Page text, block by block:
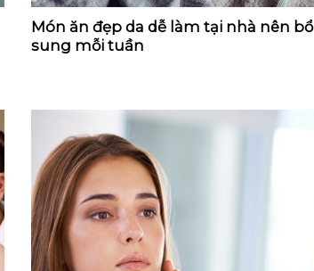
Món ăn đẹp da dễ làm tại nhà nên bổ
sung mỗi tuần